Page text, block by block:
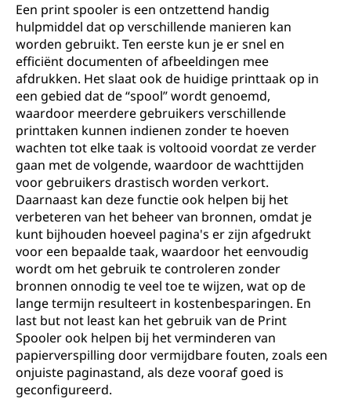
Een print spooler is een ontzettend handig
hulpmiddel dat op verschillende manieren kan
worden gebruikt. Ten eerste kun je er snel en
efficiënt documenten of afbeeldingen mee
afdrukken. Het slaat ook de huidige printtaak op in
een gebied dat de “spool” wordt genoemd,
waardoor meerdere gebruikers verschillende
printtaken kunnen indienen zonder te hoeven
wachten tot elke taak is voltooid voordat ze verder
gaan met de volgende, waardoor de wachttijden
voor gebruikers drastisch worden verkort.
Daarnaast kan deze functie ook helpen bij het
verbeteren van het beheer van bronnen, omdat je
kunt bijhouden hoeveel pagina's er zijn afgedrukt
voor een bepaalde taak, waardoor het eenvoudig
wordt om het gebruik te controleren zonder
bronnen onnodig te veel toe te wijzen, wat op de
lange termijn resulteert in kostenbesparingen. En
last but not least kan het gebruik van de Print
Spooler ook helpen bij het verminderen van
papierverspilling door vermijdbare fouten, zoals een
onjuiste paginastand, als deze vooraf goed is
geconfigureerd.